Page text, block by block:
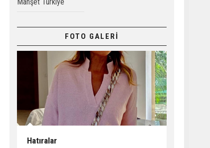
FOTO GALERİ
Hatıralar